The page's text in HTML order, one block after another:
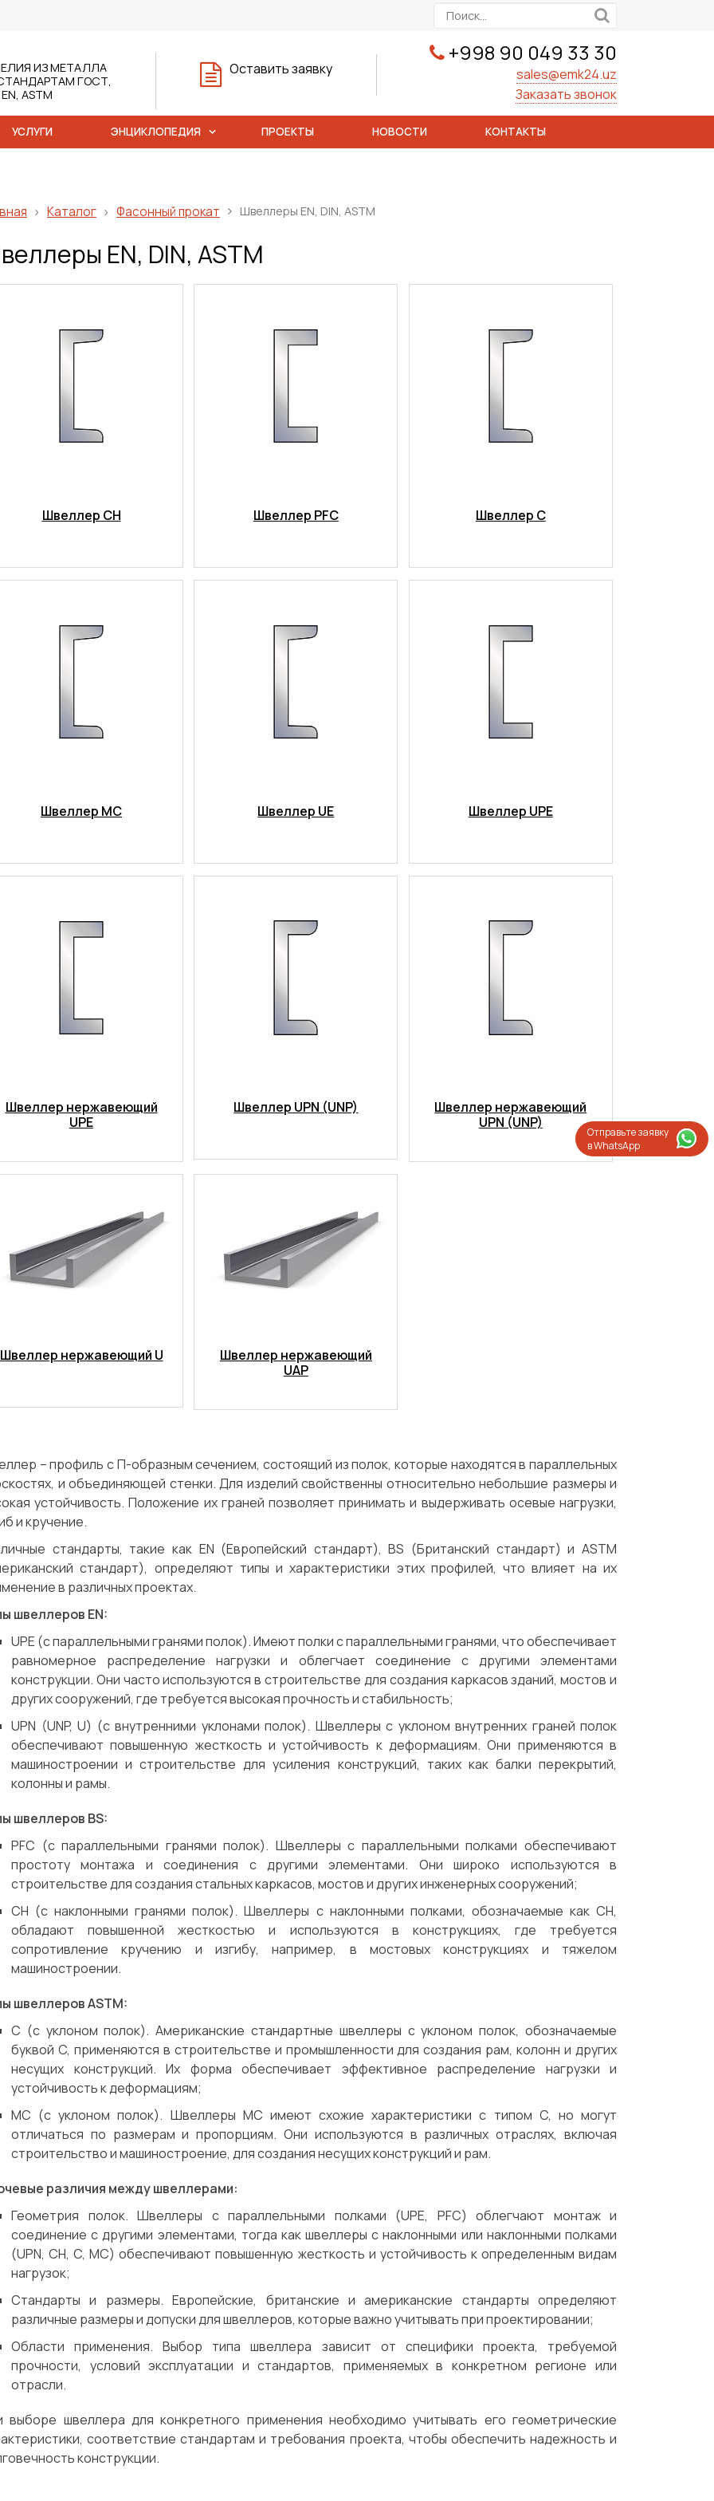
Отправьте заявку
в WhatsApp
+998 90 049 33 30
sales@emk24.uz
Заказать звонок
Оставить заявку
ИЗ МЕТАЛЛА
ГОСТ,
ASTM
УСЛУГИ ЭНЦИКЛОПЕДИЯ ПРОЕКТЫ НОВОСТИ КОНТАКТЫ
Каталог Фасонный прокат Швеллеры EN, DIN, ASTM
EN, DIN, ASTM
Швеллер CH Швеллер PFC Швеллер C
Швеллер MC Швеллер UE Швеллер UPE
Швеллер нержавеющий
UPE
Швеллер UPN (UNP)
Швеллер нержавеющий
UPN (UNP)
Швеллер нержавеющий U
Швеллер нержавеющий
UAP
– профиль с П-образным сечением, состоящий из полок, которые находятся в параллельных
и объединяющей стенки. Для изделий свойственны относительно небольшие размеры и
устойчивость. Положение их граней позволяет принимать и выдерживать осевые нагрузки,
и кручение.
стандарты, такие как EN (Европейский стандарт), BS (Британский стандарт) и ASTM
стандарт), определяют типы и характеристики этих профилей, что влияет на их
в различных проектах.
швеллеров EN:
UPE (с параллельными гранями полок). Имеют полки с параллельными гранями, что обеспечивает
равномерное распределение нагрузки и облегчает соединение с другими элементами
конструкции. Они часто используются в строительстве для создания каркасов зданий, мостов и
других сооружений, где требуется высокая прочность и стабильность;
UPN (UNP, U) (с внутренними уклонами полок). Швеллеры с уклоном внутренних граней полок
обеспечивают повышенную жесткость и устойчивость к деформациям. Они применяются в
машиностроении и строительстве для усиления конструкций, таких как балки перекрытий,
колонны и рамы.
швеллеров BS:
PFC (с параллельными гранями полок). Швеллеры с параллельными полками обеспечивают
простоту монтажа и соединения с другими элементами. Они широко используются в
строительстве для создания стальных каркасов, мостов и других инженерных сооружений;
CH (с наклонными гранями полок). Швеллеры с наклонными полками, обозначаемые как CH,
обладают повышенной жесткостью и используются в конструкциях, где требуется
сопротивление кручению и изгибу, например, в мостовых конструкциях и тяжелом
машиностроении.
швеллеров ASTM:
C (с уклоном полок). Американские стандартные швеллеры с уклоном полок, обозначаемые
буквой C, применяются в строительстве и промышленности для создания рам, колонн и других
несущих конструкций. Их форма обеспечивает эффективное распределение нагрузки и
устойчивость к деформациям;
MC (с уклоном полок). Швеллеры MC имеют схожие характеристики с типом C, но могут
отличаться по размерам и пропорциям. Они используются в различных отраслях, включая
строительство и машиностроение, для создания несущих конструкций и рам.
различия между швеллерами:
Геометрия полок. Швеллеры с параллельными полками (UPE, PFC) облегчают монтаж и
соединение с другими элементами, тогда как швеллеры с наклонными или наклонными полками
(UPN, CH, C, MC) обеспечивают повышенную жесткость и устойчивость к определенным видам
нагрузок;
Стандарты и размеры. Европейские, британские и американские стандарты определяют
различные размеры и допуски для швеллеров, которые важно учитывать при проектировании;
Области применения. Выбор типа швеллера зависит от специфики проекта, требуемой
прочности, условий эксплуатации и стандартов, применяемых в конкретном регионе или
отрасли.
выборе швеллера для конкретного применения необходимо учитывать его геометрические
соответствие стандартам и требования проекта, чтобы обеспечить надежность и
конструкции.